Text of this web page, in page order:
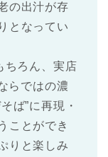
の出汁が存
となってい
ちろん、実店
らではの濃
ば”に再現・
ことができ
りと楽しみ